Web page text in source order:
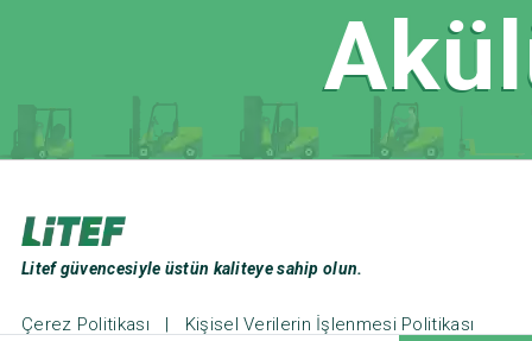
Litef güvencesiyle üstün kaliteye sahip olun.
Çerez Politikası | Kişisel Verilerin İşlenmesi Politikası